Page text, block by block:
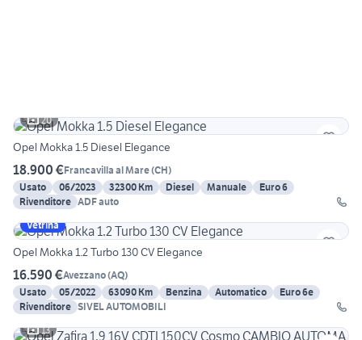
20
Opel Mokka 1.5 Diesel Elegance
18.900 €Francavilla al Mare(CH)
Usato
06/2023 32300 Km Diesel Manuale
Euro 6
Rivenditore ADF auto
Vetrina
Opel Mokka 1.2 Turbo 130 CV Elegance
16.590 €Avezzano(AQ)
Usato
05/2022 63090 Km Benzina Automatico
Euro 6e
Rivenditore SIVEL AUTOMOBILI
13